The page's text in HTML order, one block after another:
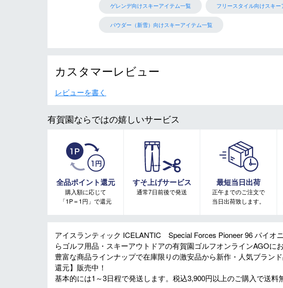
ゲレンデ向けスキーアイテム一覧 フリースタイル向けスキー
パウダー（新雪）向けスキーアイテム一覧
カスタマーレビュー
レビューを書く
有賀園ならではの嬉しいサービス
全品ポイント還元
購入額に応じて
「1P＝1円」で還元
すそ上げサービス
通常7日前後で発送
最短当日出荷
正午までのご注文で
当日出荷致します。
アイスランティック ICELANTIC Special Forces Pioneer 96 パイオ
らゴルフ用品・スキーアウトドアの有賀園ゴルフオンラインAGOにお
豊富な商品ラインナップで在庫限りの激安品から新作・人気ブラン
還元】販売中！
基本的には1～3日程で発送します。税込3,900円以上のご購入で送料